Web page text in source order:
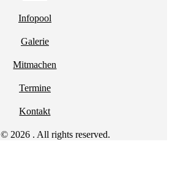
Infopool
Galerie
Mitmachen
Termine
Kontakt
2026 . All rights reserved.